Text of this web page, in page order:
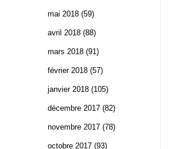
mai 2018 (59)
avril 2018 (88)
mars 2018 (91)
février 2018 (57)
janvier 2018 (105)
décembre 2017 (82)
novembre 2017 (78)
octobre 2017 (93)